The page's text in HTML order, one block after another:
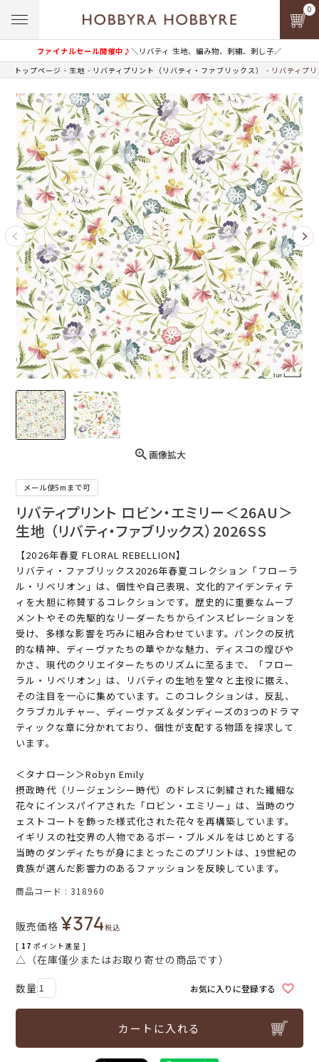
ファイナルセール開催中♪＼リバティ 生地、編み物、刺繍、刺し子／
0
トップページ 生地 リバティプリント（リバティ・ファブリックス） リバティプ
画像拡大
メール便5mまで可
リバティプリント ロビン・エミリー＜26AU＞
生地 （リバティ・ファブリックス）2026SS
【2026年春夏 FLORAL REBELLION】
リバティ・ファブリックス2026年春夏コレクション「フローラ
ル・リベリオン」は、個性や自己表現、文化的アイデンティテ
ィを大胆に称賛するコレクションです。歴史的に重要なムーブ
メントやその先駆的なリーダーたちからインスピレーションを
受け、多様な影響を巧みに組み合わせています。パンクの反抗
的な精神、ディーヴァたちの華やかな魅力、ディスコの煌びや
かさ、現代のクリエイターたちのリズムに至るまで、「フロー
ラル・リベリオン」は、リバティの生地を堂々と主役に据え、
その注目を一心に集めています。このコレクションは、反乱、
クラブカルチャー、ディーヴァズ＆ダンディーズの3つのドラマ
ティックな章に分かれており、個性が支配する物語を探求して
います。
＜タナローン＞Robyn Emily
摂政時代（リージェンシー時代）のドレスに刺繍された繊細な
花々にインスパイアされた「ロビン・エミリー」は、当時のウ
ェストコートを飾った様式化された花々を再構築しています。
イギリスの社交界の人物であるボー・ブルメルをはじめとする
当時のダンディたちが身にまとったこのプリントは、19世紀の
貴族が選んだ影響力のあるファッションを反映しています。
商品コード 318960
販売価格 ¥374税込
[ 17 ポイント進呈 ]
△（在庫僅少またはお取り寄せの商品です）
お気に入りに登録する
カートに入れる